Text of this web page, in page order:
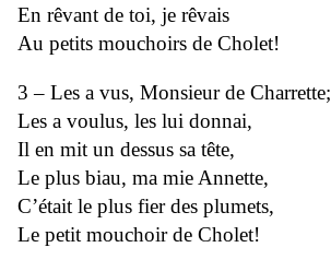
En rêvant de toi, je rêvais
Au petits mouchoirs de Cholet!
3 – Les a vus, Monsieur de Charrette;
Les a voulus, les lui donnai,
Il en mit un dessus sa tête,
Le plus biau, ma mie Annette,
C’était le plus fier des plumets,
Le petit mouchoir de Cholet!